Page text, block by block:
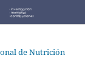
de Nutrición